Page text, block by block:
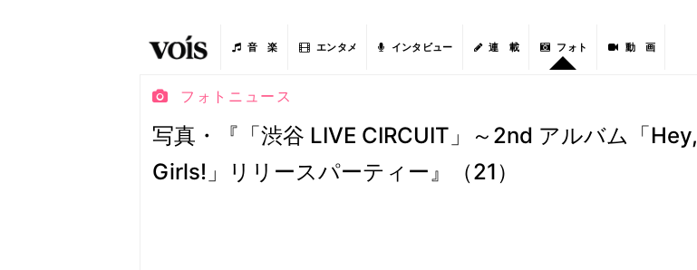
音 楽 エンタメ インタビュー 連 載 フォト 動 画
フォトニュース
写真・『「渋谷 LIVE CIRCUIT」～2nd アルバム「Hey,
Girls!」リリースパーティー』（21）